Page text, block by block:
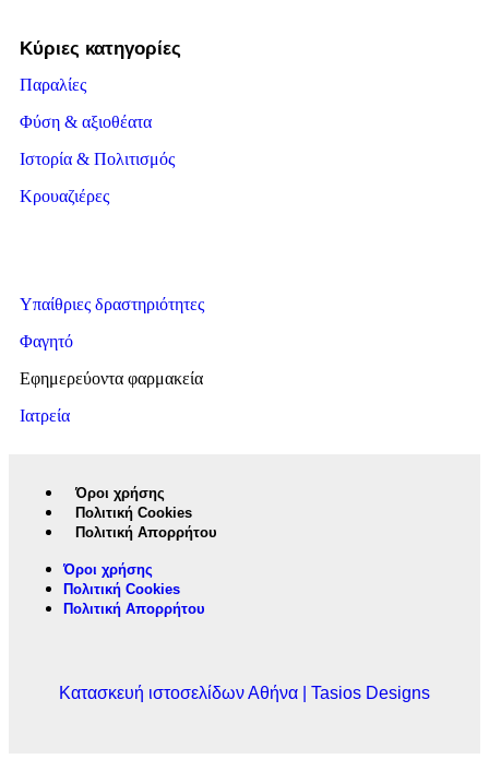
Κύριες κατηγορίες
Παραλίες
Φύση & αξιοθέατα
Ιστορία & Πολιτισμός
Κρουαζιέρες
Υπαίθριες δραστηριότητες
Φαγητό
Εφημερεύοντα φαρμακεία
Ιατρεία
Όροι χρήσης
Πολιτική Cookies
Πολιτική Απορρήτου
Όροι χρήσης
Πολιτική Cookies
Πολιτική Απορρήτου
Κατασκευή ιστοσελίδων Αθήνα | Tasios Designs